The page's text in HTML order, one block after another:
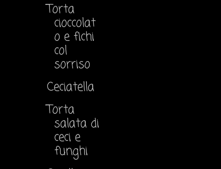
Torta
cioccolat
o e fichi
col
sorriso
Ceciatella
Torta
salata di
ceci e
funghi